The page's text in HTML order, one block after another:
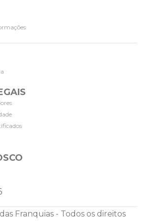
Franquias - Todos os direitos